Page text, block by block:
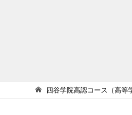
四谷学院高認コース（高等